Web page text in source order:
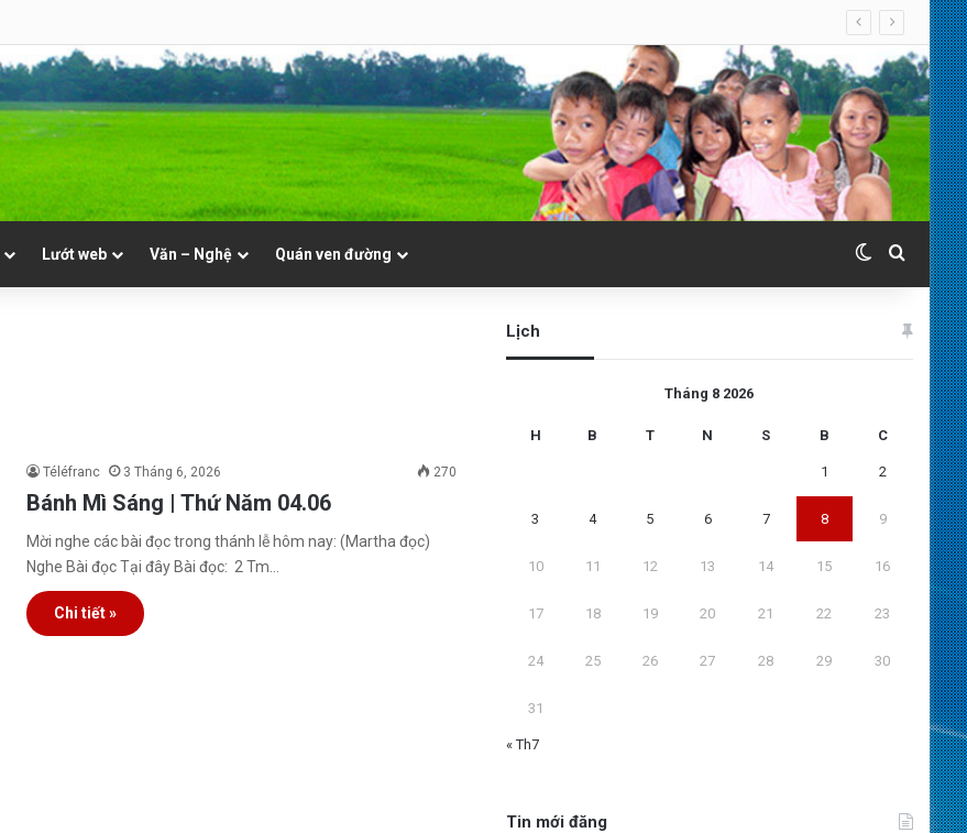
Lướt web Văn – Nghệ Quán ven đường Switch skin
Search
Téléfranc 3 Tháng 6, 2026 270
Bánh Mì Sáng | Thứ Năm 04.06
Mời nghe các bài đọc trong thánh lễ hôm nay: (Martha đọc)
Nghe Bài đọc Tại đây Bài đọc: 2 Tm…
Chi tiết »
Lịch
Tháng 8 2026
H B T N S B C
1 2
3 4 5 6 7 8 9
10 11 12 13 14 15 16
17 18 19 20 21 22 23
24 25 26 27 28 29 30
31
« Th7
Tin mới đăng